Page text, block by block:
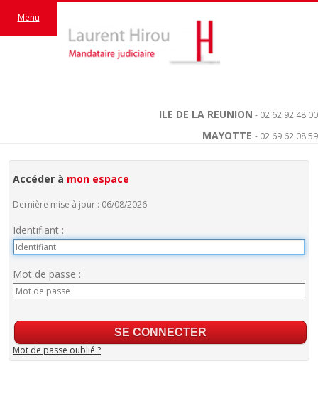
ILE DE LA REUNION - 02 62 92 48 00
MAYOTTE - 02 69 62 08 59
Menu
Accéder à mon espace
Dernière mise à jour : 06/08/2026
Identifiant :
Mot de passe :
Mot de passe oublié ?